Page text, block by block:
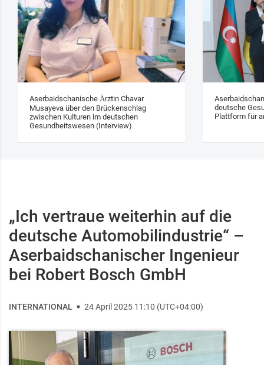
Aserbaidschanische Ärztin Chavar
Musayeva über den Brückenschlag
zwischen Kulturen im deutschen
Gesundheitswesen (Interview)
deutsche
Plattform für
„Ich vertraue weiterhin auf die
deutsche Automobilindustrie“ –
Aserbaidschanischer Ingenieur
bei Robert Bosch GmbH
INTERNATIONAL 24 April 2025 11:10 (UTC+04:00)